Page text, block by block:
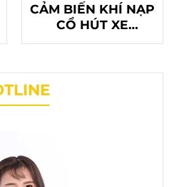
CẢM BIẾN KHÍ NẠP
CỔ HÚT XE
MAGNUS CHÍNH